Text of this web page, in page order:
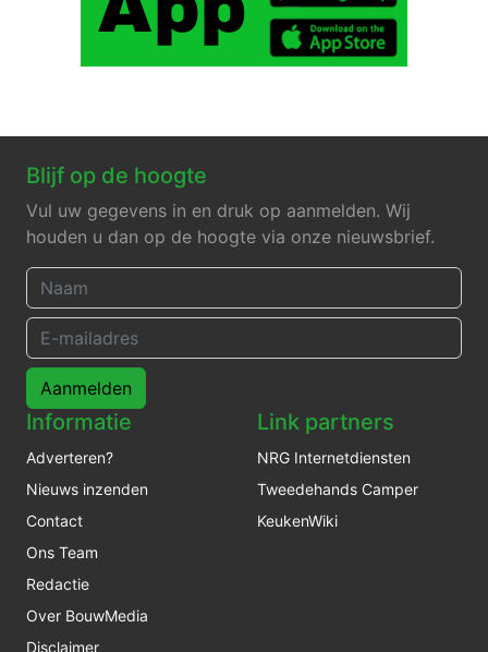
Blijf op de hoogte
Vul uw gegevens in en druk op aanmelden. Wij
houden u dan op de hoogte via onze nieuwsbrief.
Aanmelden
Informatie
Adverteren?
Nieuws inzenden
Contact
Ons Team
Redactie
Over BouwMedia
Disclaimer
Link partners
NRG Internetdiensten
Tweedehands Camper
KeukenWiki